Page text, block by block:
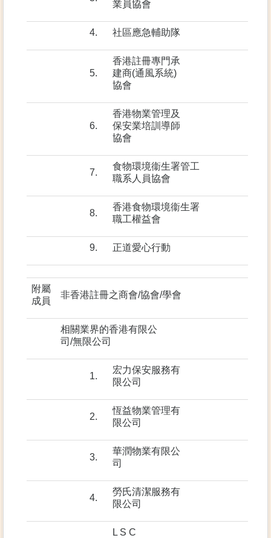
業員協會
4. 社區應急輔助隊
5.
香港註冊專門承
建商(通風系統)
協會
6.
香港物業管理及
保安業培訓導師
協會
7.
食物環境衞生署管工
職系人員協會
8.
香港食物環境衞生署
職工權益會
9. 正道愛心行動
附屬
成員
非香港註冊之商會/協會/學會
相關業界的香港有限公
司/無限公司
1.
宏力保安服務有
限公司
2.
恆益物業管理有
限公司
3.
華潤物業有限公
司
4.
勞氏清潔服務有
限公司
L S C